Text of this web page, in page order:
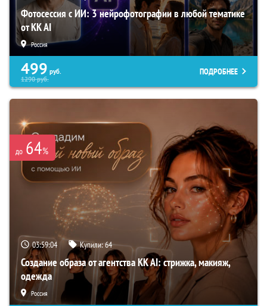
Фотосессия с ИИ: 3 нейрофотографии в любой тематике
от KK AI
Россия
499 руб.
1290руб.
ПОДРОБНЕЕ
до 64%
03:59:03 Купили:64
Создание образа от агентства KK AI: стрижка, макияж,
одежда
Россия